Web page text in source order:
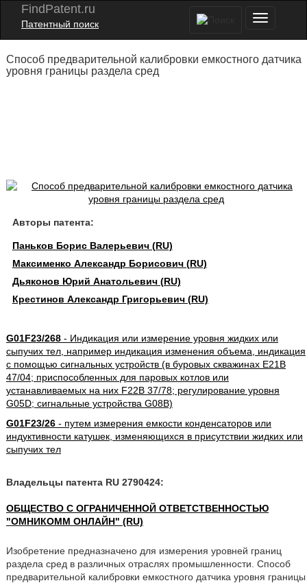
FindPatent.ru
Патентный поиск
Способ предварительной калибровки емкостного датчика
уровня границы раздела сред
Авторы патента:
Паньков Борис Валерьевич (RU)
Максименко Александр Борисович (RU)
Дьяконов Юрий Анатольевич (RU)
Крестинов Александр Григорьевич (RU)
G01F23/268- Индикация или измерение уровня жидких или
сыпучих тел, например индикация изменения объема, индикация
с помощью сигнальных устройств (в буровых скважинах E21B
47/04; приспособленных для паровых котлов или
устанавливаемых на них F22B 37/78; регулирование уровня
G05D; сигнальные устройства G08B)
G01F23/26- путем измерения емкости конденсаторов или
индуктивности катушек, изменяющихся в присутствии жидких или
сыпучих тел
Владельцы патента RU 2790424:
ОБЩЕСТВО С ОГРАНИЧЕННОЙ ОТВЕТСТВЕННОСТЬЮ
"ОМНИКОММ ОНЛАЙН" (RU)
Изобретение предназначено для измерения уровней границ
раздела сред в различных отраслях промышленности. Способ
предварительной калибровки емкостного датчика уровня границы